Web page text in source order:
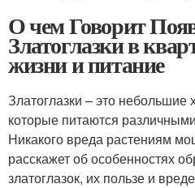
О чем Говорит
Златоглазки в
жизни и питание
Златоглазки – это
которые питаются
Никакого вреда растениям
расскажет об особенностях
златоглазок, их пользе и